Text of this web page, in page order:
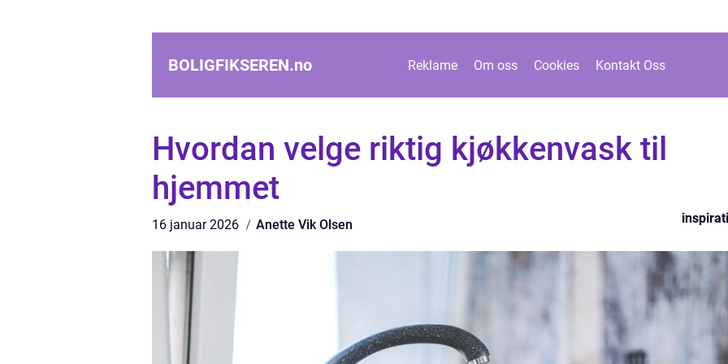
BOLIGFIKSEREN.no Reklame Om oss Cookies Kontakt Oss
Hvordan velge riktig kjøkkenvask til
hjemmet
16 januar 2026 Anette Vik Olsen